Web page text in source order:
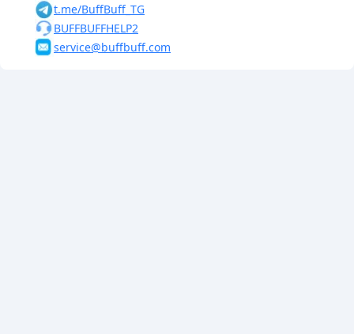
t.me/BuffBuff_TG
BUFFBUFFHELP2
service@buffbuff.com